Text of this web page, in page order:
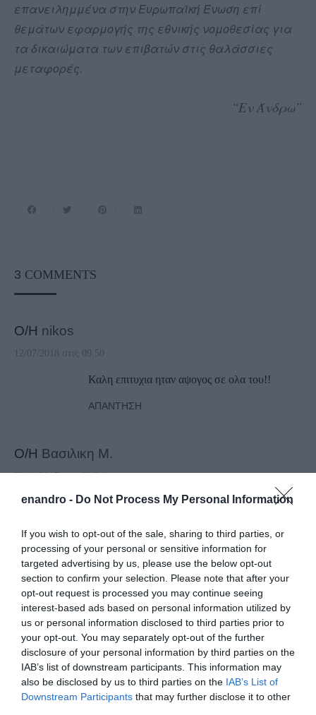
enandro - Do Not Process My Personal Information
If you wish to opt-out of the sale, sharing to third parties, or
processing of your personal or sensitive information for
targeted advertising by us, please use the below opt-out
section to confirm your selection. Please note that after your
opt-out request is processed you may continue seeing
interest-based ads based on personal information utilized by
us or personal information disclosed to third parties prior to
your opt-out. You may separately opt-out of the further
disclosure of your personal information by third parties on the
IAB’s list of downstream participants. This information may
also be disclosed by us to third parties on the IAB’s List of
Downstream Participants that may further disclose it to other
επανειλημμένα στην Ευρωπαϊκή Ένωση επί
θεμάτων εφαρμογής της εθνικής νομοθεσίας για
τα δικαιώματα των επιβατών στις θαλάσσιες
μεταφορές.
“Εν Άνδρω”
3 COMMENTS
Ο/Η nikos
12/07/2018 στις 09:50
Καλη επιτυχια ηταν αψογος σε ολα του!!
ΑΠΆΝΤΗΣΗ
Ο/Η Βασιλικη Μ.
29/11/2017 στις 03:34
Καλη επιτυχια στον νεο Λιμεναρχη και καλη
αψογος σε ολα του!!
ΑΠΆΝΤΗΣΗ
Ο/ΗΑλέκος
27/11/2017 στις 17:12
Σιδεροκέφαλος ο νέος Λιμενάρχης , καλη τύχη
στον απερχόμενο ο οποίος αποδείχτηκε
εξαίρετος αξιωματικός διορθώνοντας τα κακώς